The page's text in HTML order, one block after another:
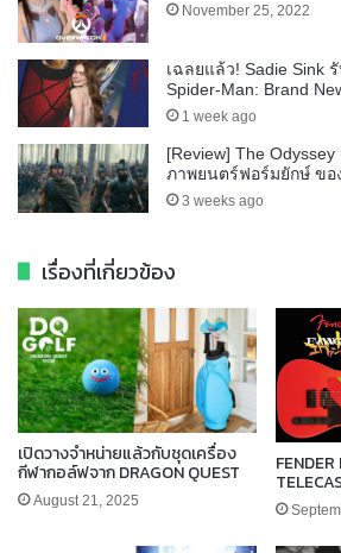
November 25, 2022
เฉลยแล้ว! Sadie Sink
Spider-Man: Brand
1 week ago
[Review] The
ภาพยนตร์ฟอร์มยักษ์ ขอ
3 weeks ago
เรื่องที่เกี่ยวข้อง
เปิดวางจำหน่ายแล้วกับชุดเครื่อง
กีฬากอล์ฟจาก DRAGON QUEST
August 21, 2025